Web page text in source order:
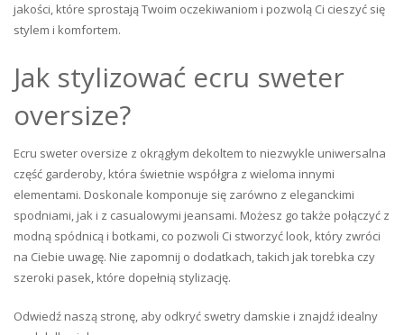
jakości, które sprostają Twoim oczekiwaniom i pozwolą Ci cieszyć się
stylem i komfortem.
Jak stylizować ecru sweter
oversize?
Ecru sweter oversize z okrągłym dekoltem to niezwykle uniwersalna
część garderoby, która świetnie współgra z wieloma innymi
elementami. Doskonale komponuje się zarówno z eleganckimi
spodniami, jak i z casualowymi jeansami. Możesz go także połączyć z
modną spódnicą i botkami, co pozwoli Ci stworzyć look, który zwróci
na Ciebie uwagę. Nie zapomnij o dodatkach, takich jak torebka czy
szeroki pasek, które dopełnią stylizację.
Odwiedź naszą stronę, aby odkryć swetry damskie i znajdź idealny